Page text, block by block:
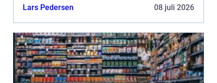
Lars Pedersen 08 juli 2026